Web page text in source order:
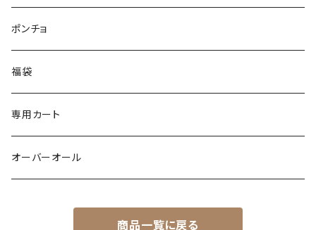
ノースリーブ
ポンチョ
ドッキング
異素材
ノースリーブ
スリット
フラワー柄
配色
ボア
トレンチコート
シャツ
Gジャン
ダンボール
バルーン
サテン
レザー
ポンチョ
福袋
専用カート
オーバーオール
商品一覧に戻る